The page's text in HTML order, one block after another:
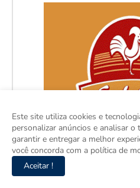
Este site utiliza cookies e
personalizar anúncios e analisar
garantir e entregar a melhor
você concorda com a política de
Aceitar !